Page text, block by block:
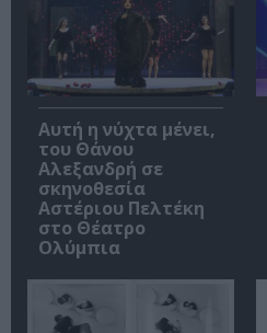
Αυτή η νύχτα μένει,
του Θάνου
Αλεξανδρή σε
σκηνοθεσία
Αστέριου Πελτέκη
στο Θέατρο
Ολύμπια